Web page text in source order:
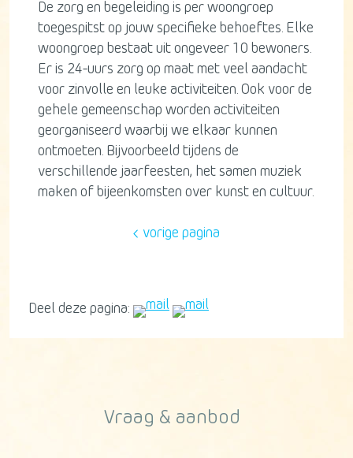
De zorg en begeleiding is per woongroep
toegespitst op jouw specifieke behoeftes. Elke
woongroep bestaat uit ongeveer 10 bewoners.
Er is 24-uurs zorg op maat met veel aandacht
voor zinvolle en leuke activiteiten. Ook voor de
gehele gemeenschap worden activiteiten
georganiseerd waarbij we elkaar kunnen
ontmoeten. Bijvoorbeeld tijdens de
verschillende jaarfeesten, het samen muziek
maken of bijeenkomsten over kunst en cultuur.
vorige pagina
Deel deze pagina:
Vraag & aanbod